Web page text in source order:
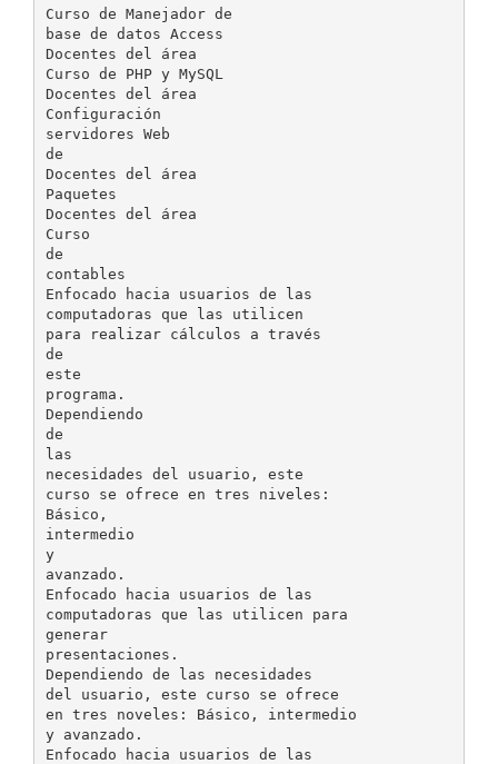
Curso de Manejador de
base de datos Access
Docentes del área
Curso de PHP y MySQL
Docentes del área
Configuración
servidores Web
de
Docentes del área
Paquetes
Docentes del área
Curso
de
contables
Enfocado hacia usuarios de las
computadoras que las utilicen
para realizar cálculos a través
de
este
programa.
Dependiendo
de
las
necesidades del usuario, este
curso se ofrece en tres niveles:
Básico,
intermedio
y
avanzado.
Enfocado hacia usuarios de las
computadoras que las utilicen para
generar
presentaciones.
Dependiendo de las necesidades
del usuario, este curso se ofrece
en tres noveles: Básico, intermedio
y avanzado.
Enfocado hacia usuarios de las